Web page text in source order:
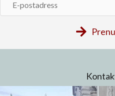
postadress